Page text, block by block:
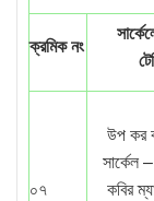
ক্রমিক নং
০৭
উপ কর
সার্কেল
কবির